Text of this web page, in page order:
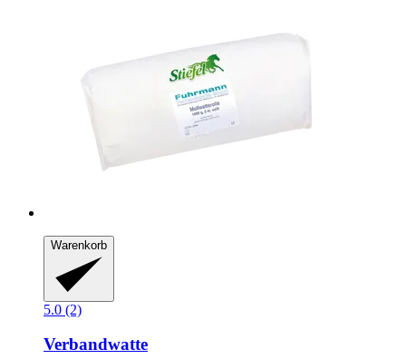
Warenkorb
5.0 (2)
Verbandwatte